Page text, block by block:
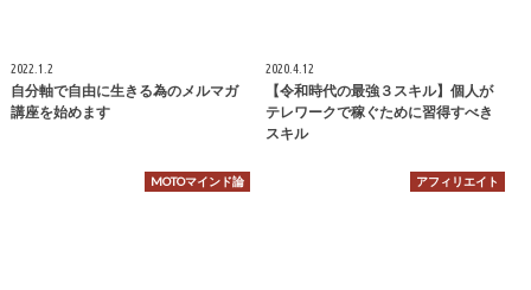
2022.1.2
自分軸で自由に生きる為のメルマガ
講座を始めます
2020.4.12
【令和時代の最強３スキル】個人が
テレワークで稼ぐために習得すべき
スキル
MOTOマインド論 アフィリエイト